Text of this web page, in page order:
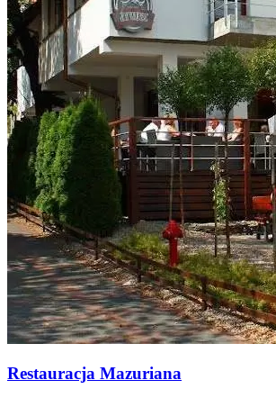
Restauracja Mazuriana